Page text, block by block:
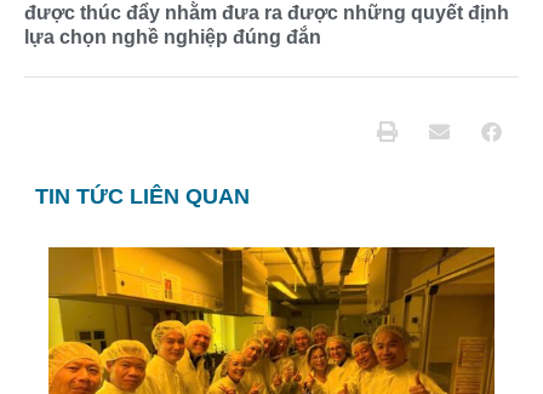
được thúc đẩy nhằm đưa ra được những quyết định
lựa chọn nghề nghiệp đúng đắn
TIN TỨC LIÊN QUAN